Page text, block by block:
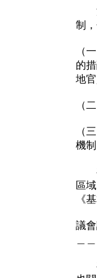
湯
制
（
的
地
（
（
機制
在
區
《
議
在